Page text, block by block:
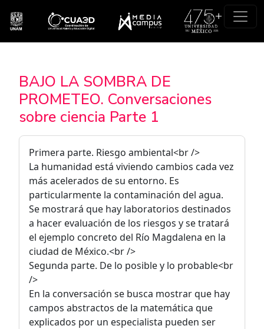
BAJO LA SOMBRA DE
PROMETEO. Conversaciones
sobre ciencia Parte 1
Primera parte. Riesgo ambiental<br />
La humanidad está viviendo cambios cada vez
más acelerados de su entorno. Es
particularmente la contaminación del agua.
Se mostrará que hay laboratorios destinados
a hacer evaluación de los riesgos y se tratará
el ejemplo concreto del Río Magdalena en la
ciudad de México.<br />
Segunda parte. De lo posible y lo probable<br
/>
En la conversación se busca mostrar que hay
campos abstractos de la matemática que
explicados por un especialista pueden ser